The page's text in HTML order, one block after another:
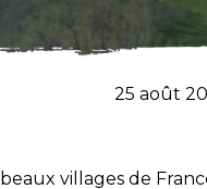
25 août
villages de